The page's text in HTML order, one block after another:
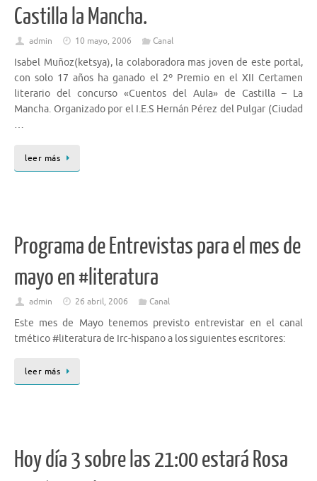
Castilla la Mancha.
admin 10 mayo, 2006 Canal
Isabel Muñoz(ketsya), la colaboradora mas joven de este portal,
con solo 17 años ha ganado el 2º Premio en el XII Certamen
literario del concurso «Cuentos del Aula» de Castilla – La
Mancha. Organizado por el I.E.S Hernán Pérez del Pulgar (Ciudad
…
leer más
Programa de Entrevistas para el mes de
mayo en #literatura
admin 26 abril, 2006 Canal
Este mes de Mayo tenemos previsto entrevistar en el canal
tmético #literatura de Irc-hispano a los siguientes escritores:
leer más
Hoy día 3 sobre las 21:00 estará Rosa